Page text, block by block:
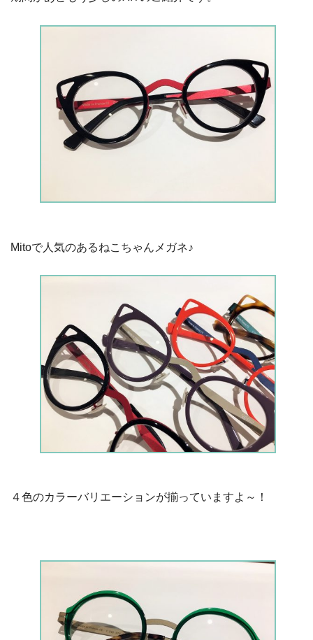
Mitoで人気のあるねこちゃんメガネ♪
４色のカラーバリエーションが揃っていますよ～！